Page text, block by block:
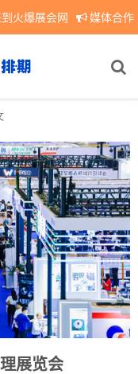
火爆展会网 媒体合作
展览会